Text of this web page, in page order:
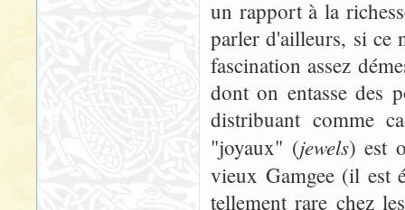
un rapport à la
parler d'ailleurs, si ce
fascination assez
dont on entasse des
distribuant comme
"joyaux" (jewels) est
vieux Gamgee (il est
tellement rare chez